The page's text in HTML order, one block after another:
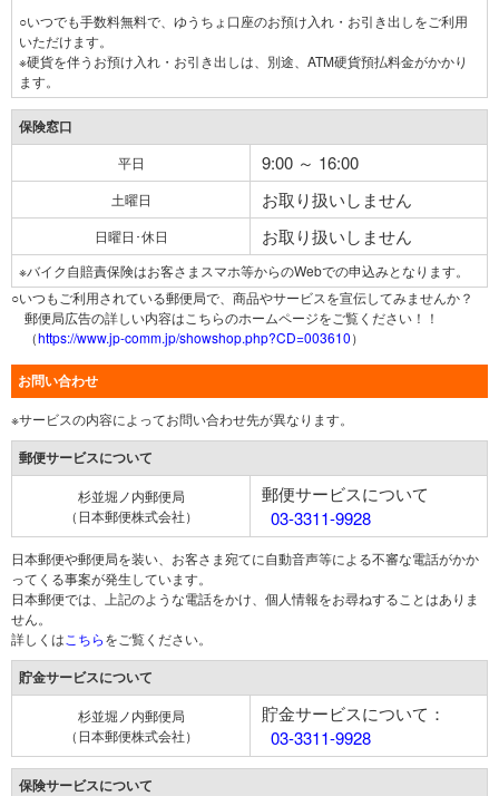
○いつでも手数料無料で、ゆうちょ口座のお預け入れ・お引き出しをご利用
いただけます。
※硬貨を伴うお預け入れ・お引き出しは、別途、ATM硬貨預払料金がかかり
ます。
保険窓口
平日 9:00 ～ 16:00
土曜日 お取り扱いしません
日曜日･休日 お取り扱いしません
※バイク自賠責保険はお客さまスマホ等からのWebでの申込みとなります。
○いつもご利用されている郵便局で、商品やサービスを宣伝してみませんか？
郵便局広告の詳しい内容はこちらのホームページをご覧ください！！
（https://www.jp-comm.jp/showshop.php?CD=003610）
お問い合わせ
※サービスの内容によってお問い合わせ先が異なります。
郵便サービスについて
杉並堀ノ内郵便局
（日本郵便株式会社）
郵便サービスについて
03-3311-9928
日本郵便や郵便局を装い、お客さま宛てに自動音声等による不審な電話がかか
ってくる事案が発生しています。
日本郵便では、上記のような電話をかけ、個人情報をお尋ねすることはありま
せん。
詳しくは こちらをご覧ください。
貯金サービスについて
杉並堀ノ内郵便局
（日本郵便株式会社）
貯金サービスについて：
03-3311-9928
保険サービスについて